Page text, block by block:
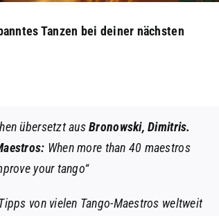
Tanzen bei deiner nächsten
übersetzt ausBronowski, Dimitris.
When more than 40 maestros
your tango“
von vielen Tango-Maestros weltweit